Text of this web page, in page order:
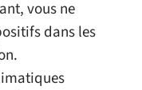
vous ne
dans les